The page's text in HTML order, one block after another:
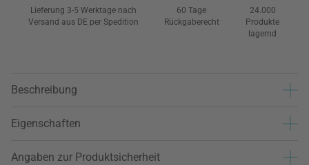
Lieferung 3-5 Werktage nach
Versand aus DE per Spedition
60 Tage
Rückgaberecht
24.000
Produkte
lagernd
Beschreibung
Eigenschaften
Angaben zur Produktsicherheit